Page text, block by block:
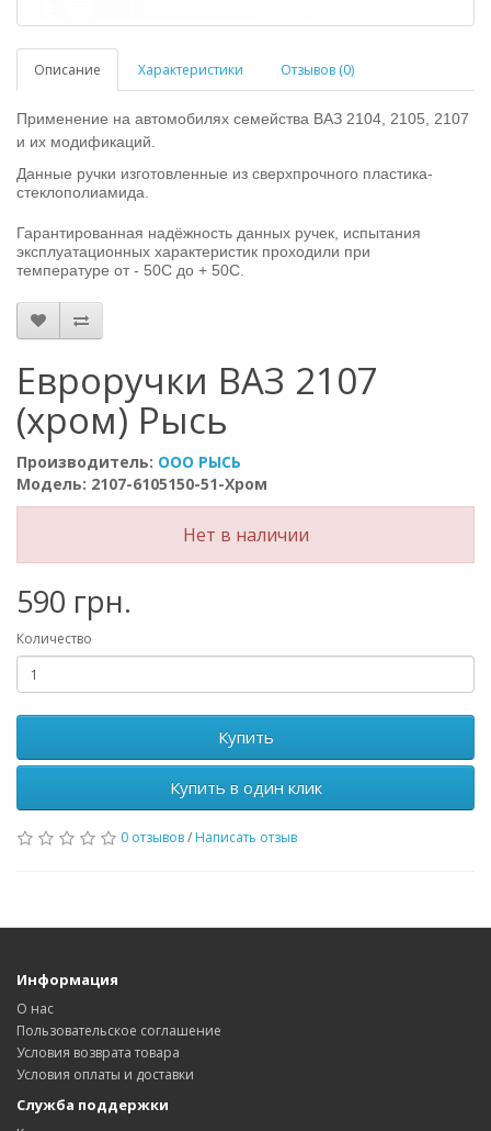
Описание Характеристики Отзывов (0)
Применение на автомобилях семейства ВАЗ 2104, 2105, 2107
и их модификаций.
Данные ручки изготовленные из сверхпрочного пластика-
стеклополиамида.
Гарантированная надёжность данных ручек, испытания
эксплуатационных характеристик проходили при
температуре от - 50С до + 50С.
Евроручки ВАЗ 2107
(хром) Рысь
Производитель: ООО РЫСЬ
Модель: 2107-6105150-51-Хром
Нет в наличии
590 грн.
Количество
Купить
Купить в один клик
0 отзывов/ Написать отзыв
Информация
О нас
Пользовательское соглашение
Условия возврата товара
Условия оплаты и доставки
Служба поддержки